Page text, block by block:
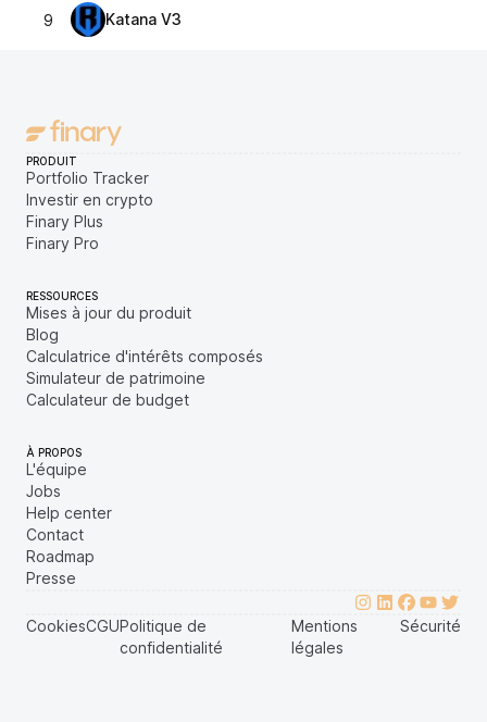
9 Katana V3
PRODUIT
Portfolio Tracker
Investir en crypto
Finary Plus
Finary Pro
RESSOURCES
Mises à jour du produit
Blog
Calculatrice d'intérêts composés
Simulateur de patrimoine
Calculateur de budget
À PROPOS
L'équipe
Jobs
Help center
Contact
Roadmap
Presse
CookiesCGUPolitique de
confidentialité
Mentions
légales
Sécurité